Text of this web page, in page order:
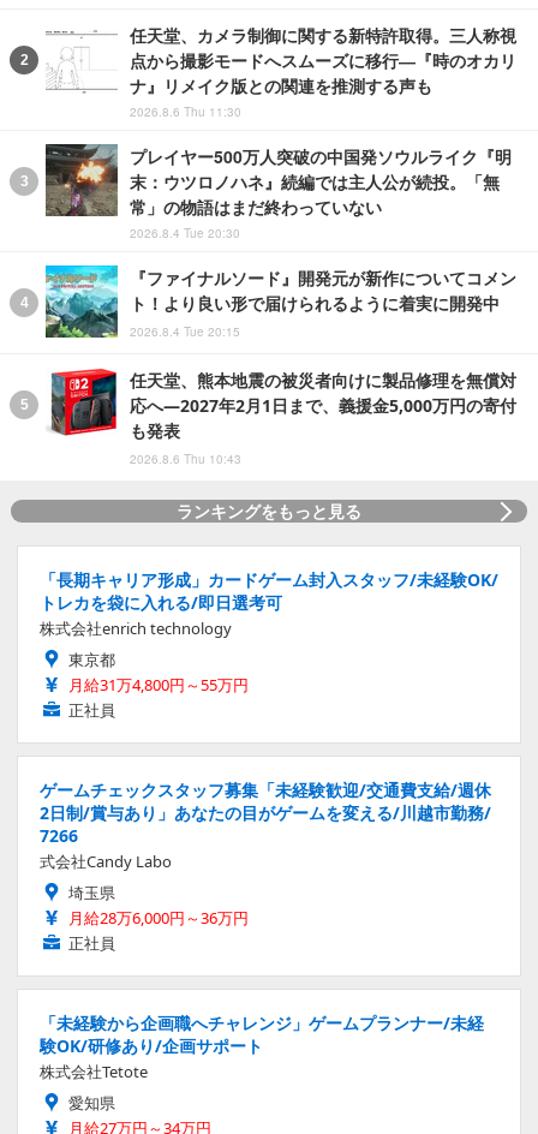
任天堂、カメラ制御に関する新特許取得。三人称視
点から撮影モードへスムーズに移行―『時のオカリ
ナ』リメイク版との関連を推測する声も
2026.8.6 Thu 11:30
プレイヤー500万人突破の中国発ソウルライク『明
末：ウツロノハネ』続編では主人公が続投。「無
常」の物語はまだ終わっていない
2026.8.4 Tue 20:30
『ファイナルソード』開発元が新作についてコメン
ト！より良い形で届けられるように着実に開発中
2026.8.4 Tue 20:15
任天堂、熊本地震の被災者向けに製品修理を無償対
応へ―2027年2月1日まで、義援金5,000万円の寄付
も発表
2026.8.6 Thu 10:43
ランキングをもっと見る
「長期キャリア形成」カードゲーム封入スタッフ/未経験OK/
トレカを袋に入れる/即日選考可
株式会社enrich technology
東京都
月給31万4,800円～55万円
正社員
ゲームチェックスタッフ募集「未経験歓迎/交通費支給/週休
2日制/賞与あり」あなたの目がゲームを変える/川越市勤務/
7266
式会社Candy Labo
埼玉県
月給28万6,000円～36万円
正社員
「未経験から企画職へチャレンジ」ゲームプランナー/未経
験OK/研修あり/企画サポート
株式会社Tetote
愛知県
月給27万円～34万円